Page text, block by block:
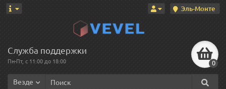
Эль-Монте
Служба поддержки
Пн-Пт, с 11:00 до 18:00 0
Везде